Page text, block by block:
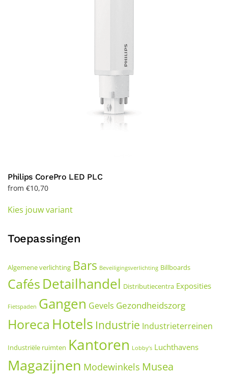
Philips CorePro LED PLC
from €10,70
Kies jouw variantproduct
multiple
The
options
may
chosen
on
product
Toepassingen
Algemene verlichting Bars Beveiligingsverlichting Billboards
Cafés Detailhandel Distributiecentra Exposities
Fietspaden Gangen Gevels Gezondheidszorg
Horeca Hotels Industrie Industrieterreinen
Industriële ruimten Kantoren Lobby’s Luchthavens
Magazijnen Modewinkels Musea